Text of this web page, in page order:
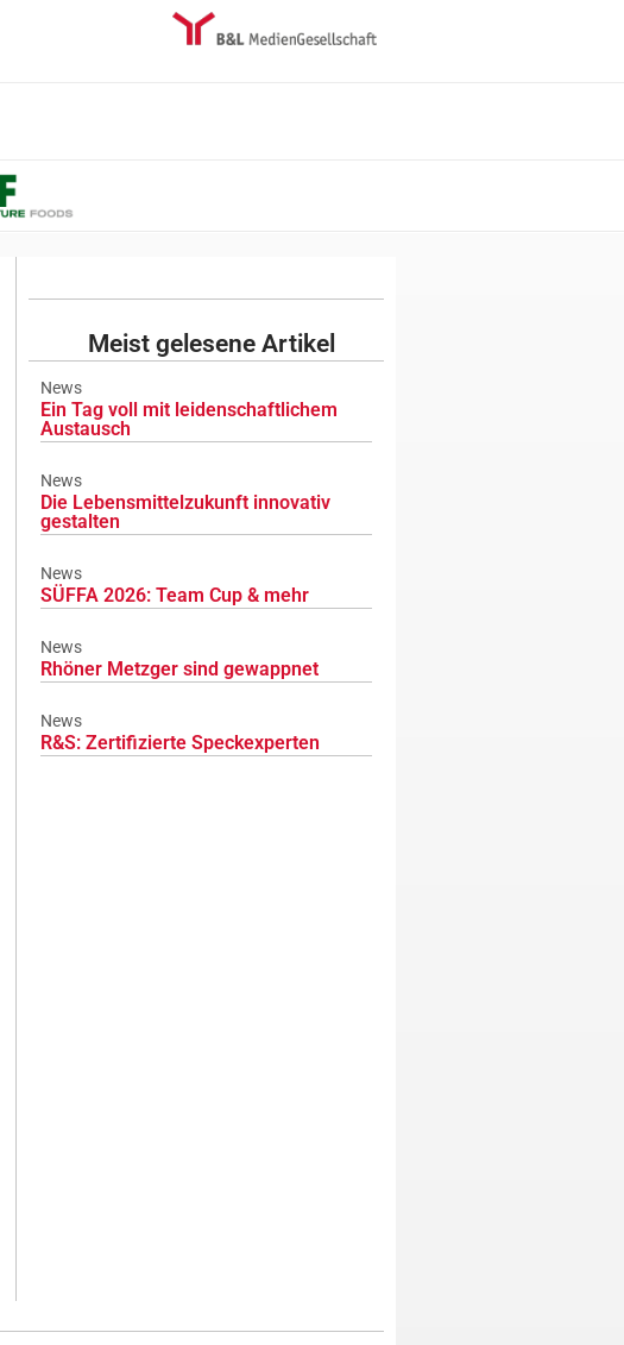
Meist gelesene Artikel
News
Ein Tag voll mit leidenschaftlichem
Austausch
News
Die Lebensmittelzukunft innovativ
gestalten
News
SÜFFA 2026: Team Cup & mehr
News
Rhöner Metzger sind gewappnet
News
R&S: Zertifizierte Speckexperten